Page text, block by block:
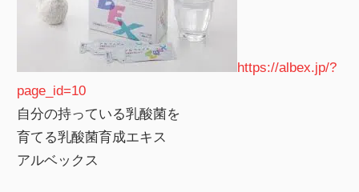
https://albex.jp/?
page_id=10
自分の持っている乳酸菌を
育てる乳酸菌育成エキス
アルベックス